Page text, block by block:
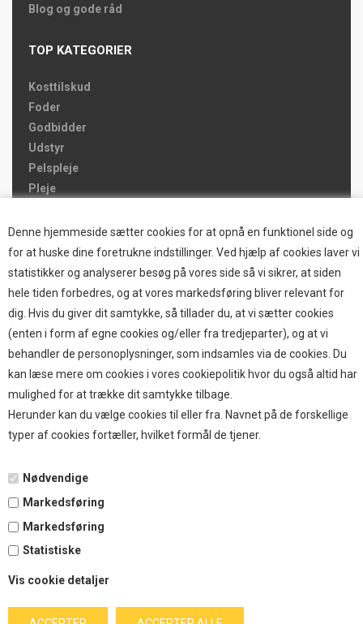
Denne hjemmeside sætter cookies for at opnå en funktionel side og
for at huske dine foretrukne indstillinger. Ved hjælp af cookies laver vi
statistikker og analyserer besøg på vores side så vi sikrer, at siden
hele tiden forbedres, og at vores markedsføring bliver relevant for
dig. Hvis du giver dit samtykke, så tillader du, at vi sætter cookies
(enten i form af egne cookies og/eller fra tredjeparter), og at vi
behandler de personoplysninger, som indsamles via de cookies. Du
kan læse mere om cookies i vores cookiepolitik hvor du også altid har
mulighed for at trække dit samtykke tilbage.
Herunder kan du vælge cookies til eller fra. Navnet på de forskellige
typer af cookies fortæller, hvilket formål de tjener.
Nødvendige
Markedsføring
Markedsføring
Statistiske
Vis cookie detaljer
Blog og gode råd
TOP KATEGORIER
Kosttilskud
Foder
Godbidder
Udstyr
Pelspleje
Pleje
Brands
TOP BRANDS
HOKAMIX
HVALPESTART RAIZUP
Thule hundbure
GRAU
STARMARK
VARIOCAGE-MIMSAFE
TILMELD NYHEDSBREV
og nyheder i shoppen. Du kan til en hver tid afmelde igen.